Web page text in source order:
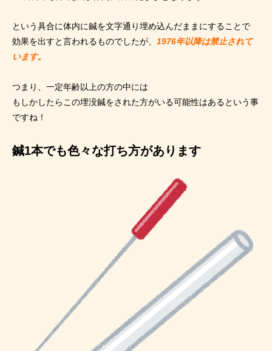
という具合に体内に鍼を文字通り埋め込んだままにすることで
効果を出すと言われるものでしたが、 1976年以降は禁止されて
います。
つまり、一定年齢以上の方の中には
もしかしたらこの埋没鍼をされた方がいる可能性はあるという事
ですね！
鍼1本でも色々な打ち方があります